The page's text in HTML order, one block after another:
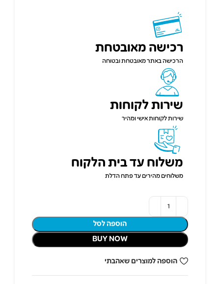
רכישה מאובטחת
הרכישה באתר מאובטחת ובטוחה
שירות לקוחות
שירות לקוחות אישי ומהיר
משלוח עד בית הלקוח
משלוחים מהירים עד פתח הדלת
הוספה לסל
BUY NOW
הוספה למוצרים שאהבתי